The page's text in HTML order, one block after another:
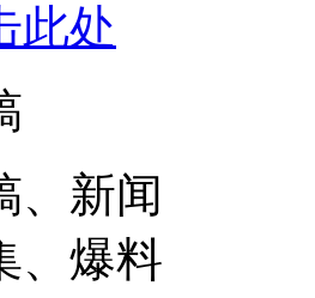
此处
、新闻
、爆料